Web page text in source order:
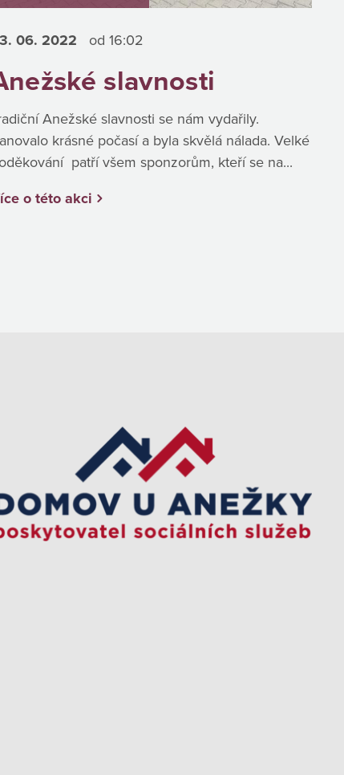
06. 2022 od 16:02
slavnosti
Anežské slavnosti se nám vydařily.
krásné počasí a byla skvělá nálada. Velké
patří všem sponzorům, kteří se na...
o této akci